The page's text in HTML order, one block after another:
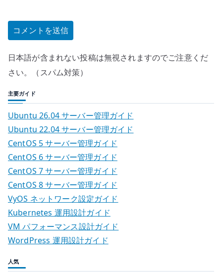
日本語が含まれない投稿は無視されますのでご注意くだ
さい。（スパム対策）
主要ガイド
Ubuntu 26.04 サーバー管理ガイド
Ubuntu 22.04 サーバー管理ガイド
CentOS 5 サーバー管理ガイド
CentOS 6 サーバー管理ガイド
CentOS 7 サーバー管理ガイド
CentOS 8 サーバー管理ガイド
VyOS ネットワーク設定ガイド
Kubernetes 運用設計ガイド
VM パフォーマンス設計ガイド
WordPress 運用設計ガイド
人気